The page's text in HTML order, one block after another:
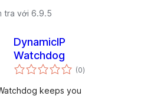
tra với 6.9.5
DynamicIP
Watchdog
(0tổng
đánh
)
keeps you